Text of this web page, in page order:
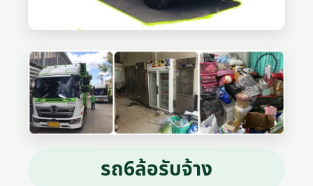
รถ6ล้อรับจ้าง